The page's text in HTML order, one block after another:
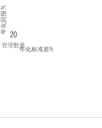
20
管理数量
年化回报 %
年化标准差%